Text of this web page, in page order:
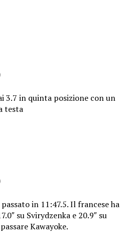
3.7 in quinta posizione con un
testa
in 11:47.5. Il francese ha
su Svirydzenka e 20.9″ su
Kawayoke.